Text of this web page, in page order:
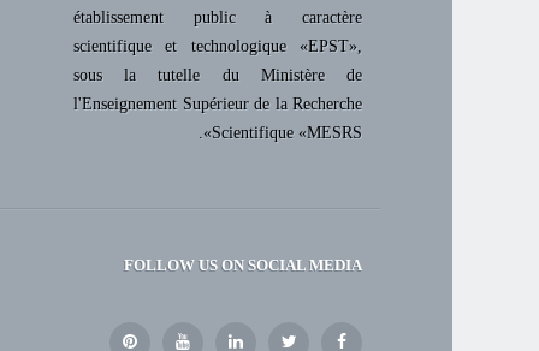
établissement public à caractère
scientifique et technologique «EPST»,
sous la tutelle du Ministère de
l'Enseignement Supérieur de la Recherche
Scientifique «MESRS».
FOLLOW US ON SOCIAL MEDIA